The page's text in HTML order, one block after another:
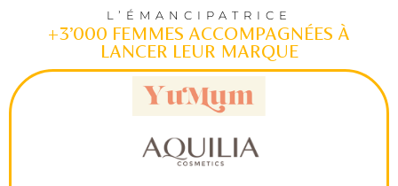
L’ÉMANCIPATRICE
+3’000 FEMMES ACCOMPAGNÉES À
LANCER LEUR MARQUE